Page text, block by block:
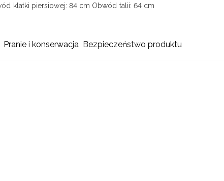
klatki piersiowej: 84 cm Obwód talii: 64 cm
Pranie i konserwacja Bezpieczeństwo produktu